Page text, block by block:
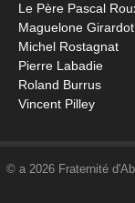
Le Père Pascal
Maguelone Girardot
Michel Rostagnat
Pierre Labadie
Roland Burrus
Vincent Pilley
© a 2026 Fraternité